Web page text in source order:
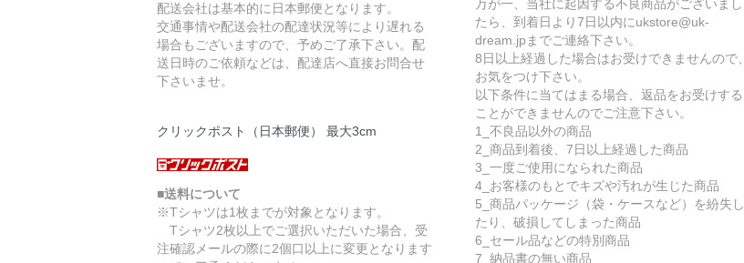
配送会社は基本的に日本郵便となります。
交通事情や配送会社の配達状況等により遅れる
場合もございますので、予めご了承下さい。配
送日時のご依頼などは、配達店へ直接お問合せ
下さいませ。
クリックポスト（日本郵便） 最大3cm
■送料について
※Tシャツは1枚までが対象となります。
Tシャツ2枚以上でご選択いただいた場合、受
注確認メールの際に2個口以上に変更となります
万が一、当社に起因する不良商品がございまし
たら、到着日より7日以内にukstore@uk-
dream.jpまでご連絡下さい。
8日以上経過した場合はお受けできませんので、
お気をつけ下さい。
以下条件に当てはまる場合、返品をお受けする
ことができませんのでご注意下さい。
1_不良品以外の商品
2_商品到着後、7日以上経過した商品
3_一度ご使用になられた商品
4_お客様のもとでキズや汚れが生じた商品
5_商品パッケージ（袋・ケースなど）を紛失し
たり、破損してしまった商品
6_セール品などの特別商品
7_納品書の無い商品